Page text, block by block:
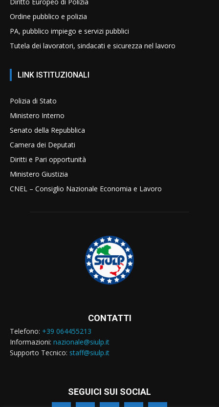
Ordine pubblico e polizia
PA, pubblico impiego e servizi pubblici
Tutela dei lavoratori, sindacati e sicurezza nel lavoro
LINK ISTITUZIONALI
Polizia di Stato
Ministero Interno
Senato della Repubblica
Camera dei Deputati
Diritti e Pari opportunità
Ministero Giustizia
CNEL – Consiglio Nazionale Economia e Lavoro
CONTATTI
Telefono: +39 064455213
Informazioni: nazionale@siulp.it
Supporto Tecnico: staff@siulp.it
SEGUICI SUI SOCIAL